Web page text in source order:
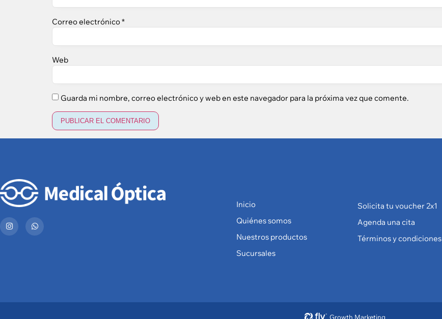
Correo electrónico*
Web
Guarda mi nombre, correo electrónico y web en este navegador para la próxima vez que comente.
Inicio
Quiénes somos
Nuestros productos
Sucursales
Solicita tu voucher 2x1
Agenda una cita
Términos y condiciones
Growth Marketing